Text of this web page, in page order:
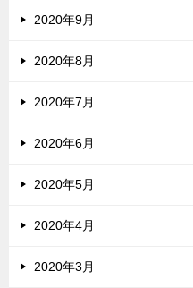
2020年9月
2020年8月
2020年7月
2020年6月
2020年5月
2020年4月
2020年3月